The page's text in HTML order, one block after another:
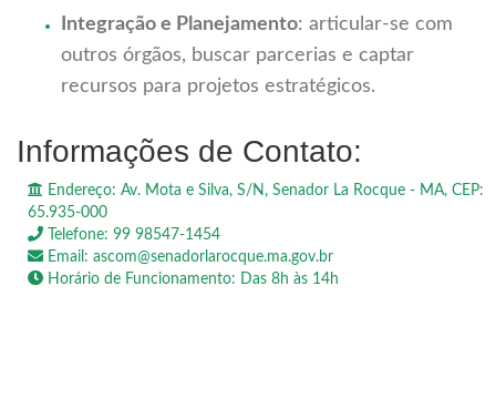
Integração e Planejamento: articular-se com
outros órgãos, buscar parcerias e captar
recursos para projetos estratégicos.
Informações de Contato:
Endereço: Av. Mota e Silva, S/N, Senador La Rocque - MA, CEP:
65.935-000
Telefone: 99 98547-1454
Email: ascom@senadorlarocque.ma.gov.br
Horário de Funcionamento: Das 8h às 14h